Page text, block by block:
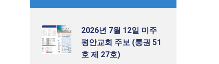
2026년 7월 12일 미주
평안교회 주보 (통권 51
호 제 27호)